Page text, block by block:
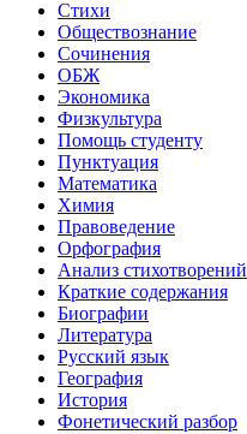
Стихи
Обществознание
Сочинения
ОБЖ
Экономика
Физкультура
Помощь студенту
Пунктуация
Математика
Химия
Правоведение
Орфография
Анализ стихотворений
Краткие содержания
Биографии
Литература
Русский язык
География
История
Фонетический разбор